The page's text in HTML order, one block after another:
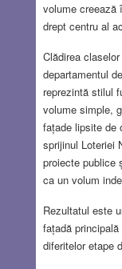
volume creează
drept centru al
Clădirea
departamentul
reprezintă stilul
volume simple,
fațade lipsite de
sprijinul Loteriei
proiecte publice
ca un volum
Rezultatul este
fațadă
diferitelor etape